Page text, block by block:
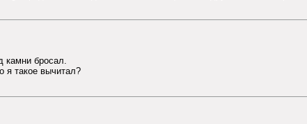
камни бросал.
я такое вычитал?